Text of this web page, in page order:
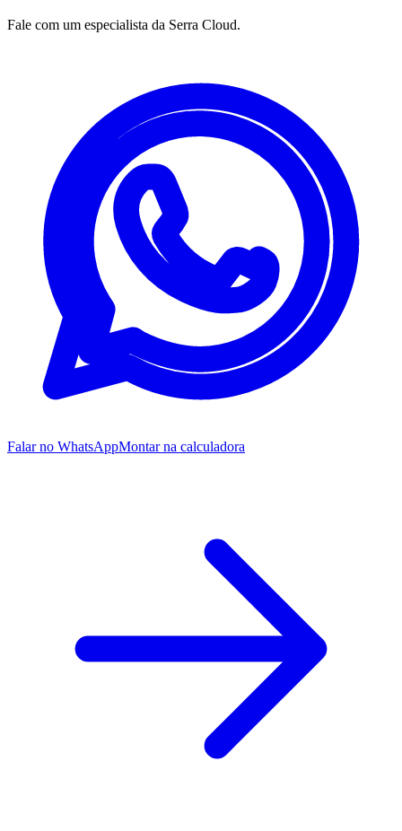
Fale com um especialista da Serra Cloud.
Falar no WhatsAppMontar na calculadora